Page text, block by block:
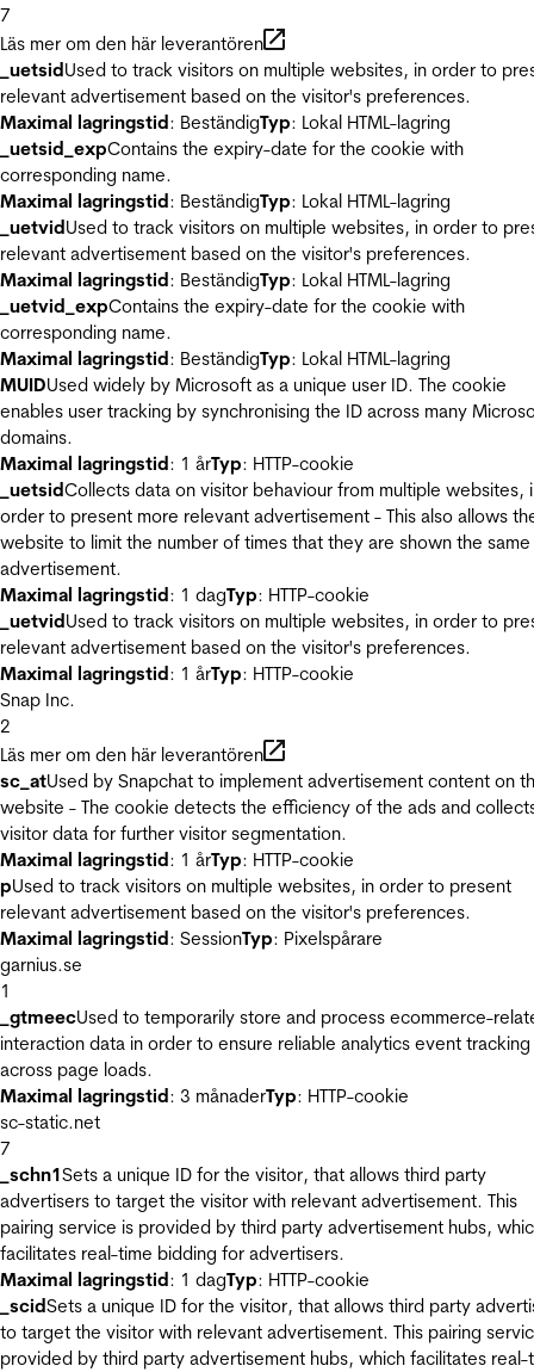
7
Läs mer om den här leverantören
_uetsidUsed to track visitors on multiple websites, in order to
relevant advertisement based on the visitor's preferences.
Maximal lagringstid: BeständigTyp: Lokal HTML-lagring
_uetsid_expContains the expiry-date for the cookie with
corresponding name.
Maximal lagringstid: BeständigTyp: Lokal HTML-lagring
_uetvidUsed to track visitors on multiple websites, in order to
relevant advertisement based on the visitor's preferences.
Maximal lagringstid: BeständigTyp: Lokal HTML-lagring
_uetvid_expContains the expiry-date for the cookie with
corresponding name.
Maximal lagringstid: BeständigTyp: Lokal HTML-lagring
MUIDUsed widely by Microsoft as a unique user ID. The cookie
enables user tracking by synchronising the ID across many
domains.
Maximal lagringstid: 1 årTyp: HTTP-cookie
_uetsidCollects data on visitor behaviour from multiple websites,
order to present more relevant advertisement - This also allows
website to limit the number of times that they are shown the same
advertisement.
Maximal lagringstid: 1 dagTyp: HTTP-cookie
_uetvidUsed to track visitors on multiple websites, in order to
relevant advertisement based on the visitor's preferences.
Maximal lagringstid: 1 årTyp: HTTP-cookie
Snap Inc.
2
Läs mer om den här leverantören
sc_atUsed by Snapchat to implement advertisement content on
website - The cookie detects the efficiency of the ads and
visitor data for further visitor segmentation.
Maximal lagringstid: 1 årTyp: HTTP-cookie
pUsed to track visitors on multiple websites, in order to present
relevant advertisement based on the visitor's preferences.
Maximal lagringstid: SessionTyp: Pixelspårare
garnius.se
1
_gtmeecUsed to temporarily store and process ecommerce-
interaction data in order to ensure reliable analytics event tracking
across page loads.
Maximal lagringstid: 3 månaderTyp: HTTP-cookie
sc-static.net
7
_schn1Sets a unique ID for the visitor, that allows third party
advertisers to target the visitor with relevant advertisement. This
pairing service is provided by third party advertisement hubs,
facilitates real-time bidding for advertisers.
Maximal lagringstid: 1 dagTyp: HTTP-cookie
_scidSets a unique ID for the visitor, that allows third party
to target the visitor with relevant advertisement. This pairing
provided by third party advertisement hubs, which facilitates real-